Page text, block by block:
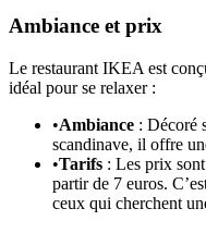
Ambiance et prix
Le restaurant IKEA est
idéal pour se relaxer :
•Ambiance : Décoré
scandinave, il offre
•Tarifs : Les prix
partir de 7 euros.
ceux qui cherchent